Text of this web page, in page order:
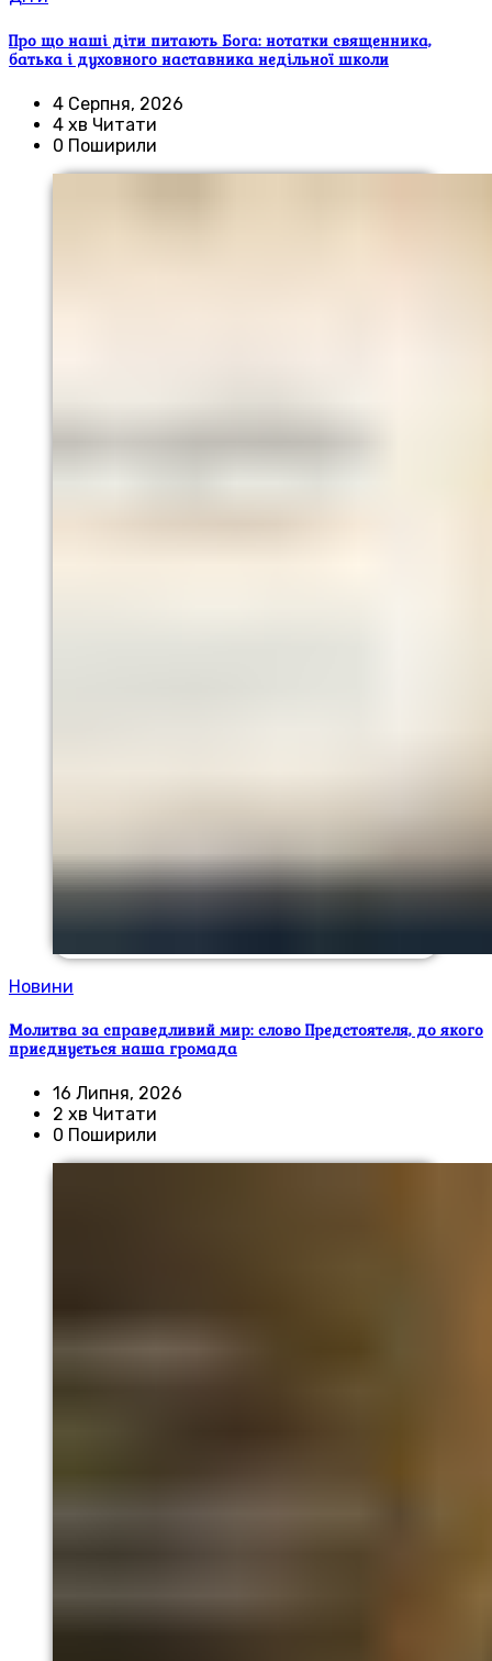
Про що наші діти питають Бога: нотатки священника,
батька і духовного наставника недільної школи
4 Серпня, 2026
4 хв Читати
0 Поширили
Новини
Молитва за справедливий мир: слово Предстоятеля, до якого
приєднується наша громада
16 Липня, 2026
2 хв Читати
0 Поширили